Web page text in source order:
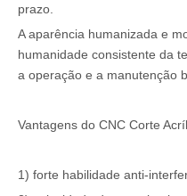
prazo.
A aparência humanizada e
humanidade consistente da
a operação e a manutenção
Vantagens do CNC Corte
1) forte habilidade anti-